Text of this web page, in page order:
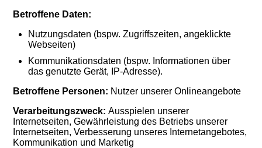
Betroffene Daten:
Nutzungsdaten (bspw. Zugriffszeiten, angeklickte
Webseiten)
Kommunikationsdaten (bspw. Informationen über
das genutzte Gerät, IP-Adresse).
Betroffene Personen: Nutzer unserer Onlineangebote
Verarbeitungszweck:Ausspielen unserer
Internetseiten, Gewährleistung des Betriebs unserer
Internetseiten, Verbesserung unseres Internetangebotes,
Kommunikation und Marketig